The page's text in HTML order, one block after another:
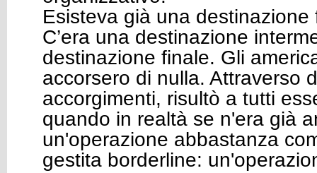
Esisteva già una destinazione
C’era una destinazione
destinazione finale. Gli
accorsero di nulla. Attraverso
accorgimenti, risultò a tutti
quando in realtà se n'era già
un'operazione abbastanza
gestita borderline: